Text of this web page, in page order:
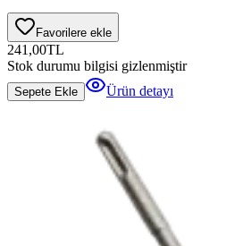
Favorilere ekle
241,00TL
Stok durumu bilgisi gizlenmiştir
Sepete Ekle Ürün detayı